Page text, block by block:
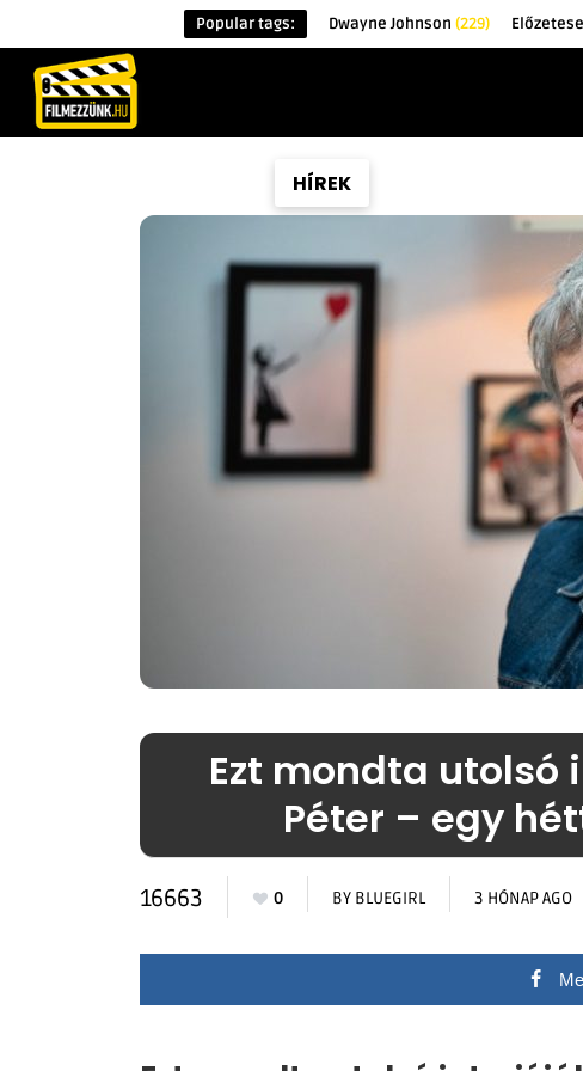
Popular tags: Dwayne Johnson (229)
HÍREK
Ezt mondta
Péter – egy
16663 0 BY BLUEGIRL 3 HÓNAP AGO